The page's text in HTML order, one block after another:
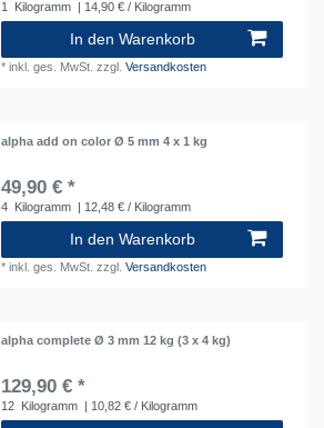
1 Kilogramm | 14,90 € / Kilogramm
In den Warenkorb
*inkl. ges. MwSt. zzgl.Versandkosten
alpha add on color Ø 5 mm 4 x 1 kg
49,90 € *
4 Kilogramm | 12,48 € / Kilogramm
In den Warenkorb
*inkl. ges. MwSt. zzgl.Versandkosten
alpha complete Ø 3 mm 12 kg (3 x 4 kg)
129,90 € *
12 Kilogramm | 10,82 € / Kilogramm